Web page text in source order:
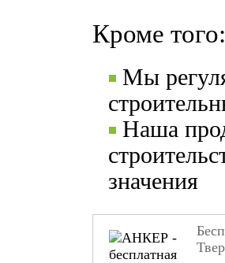
Кроме того:
Мы
Наша
значения